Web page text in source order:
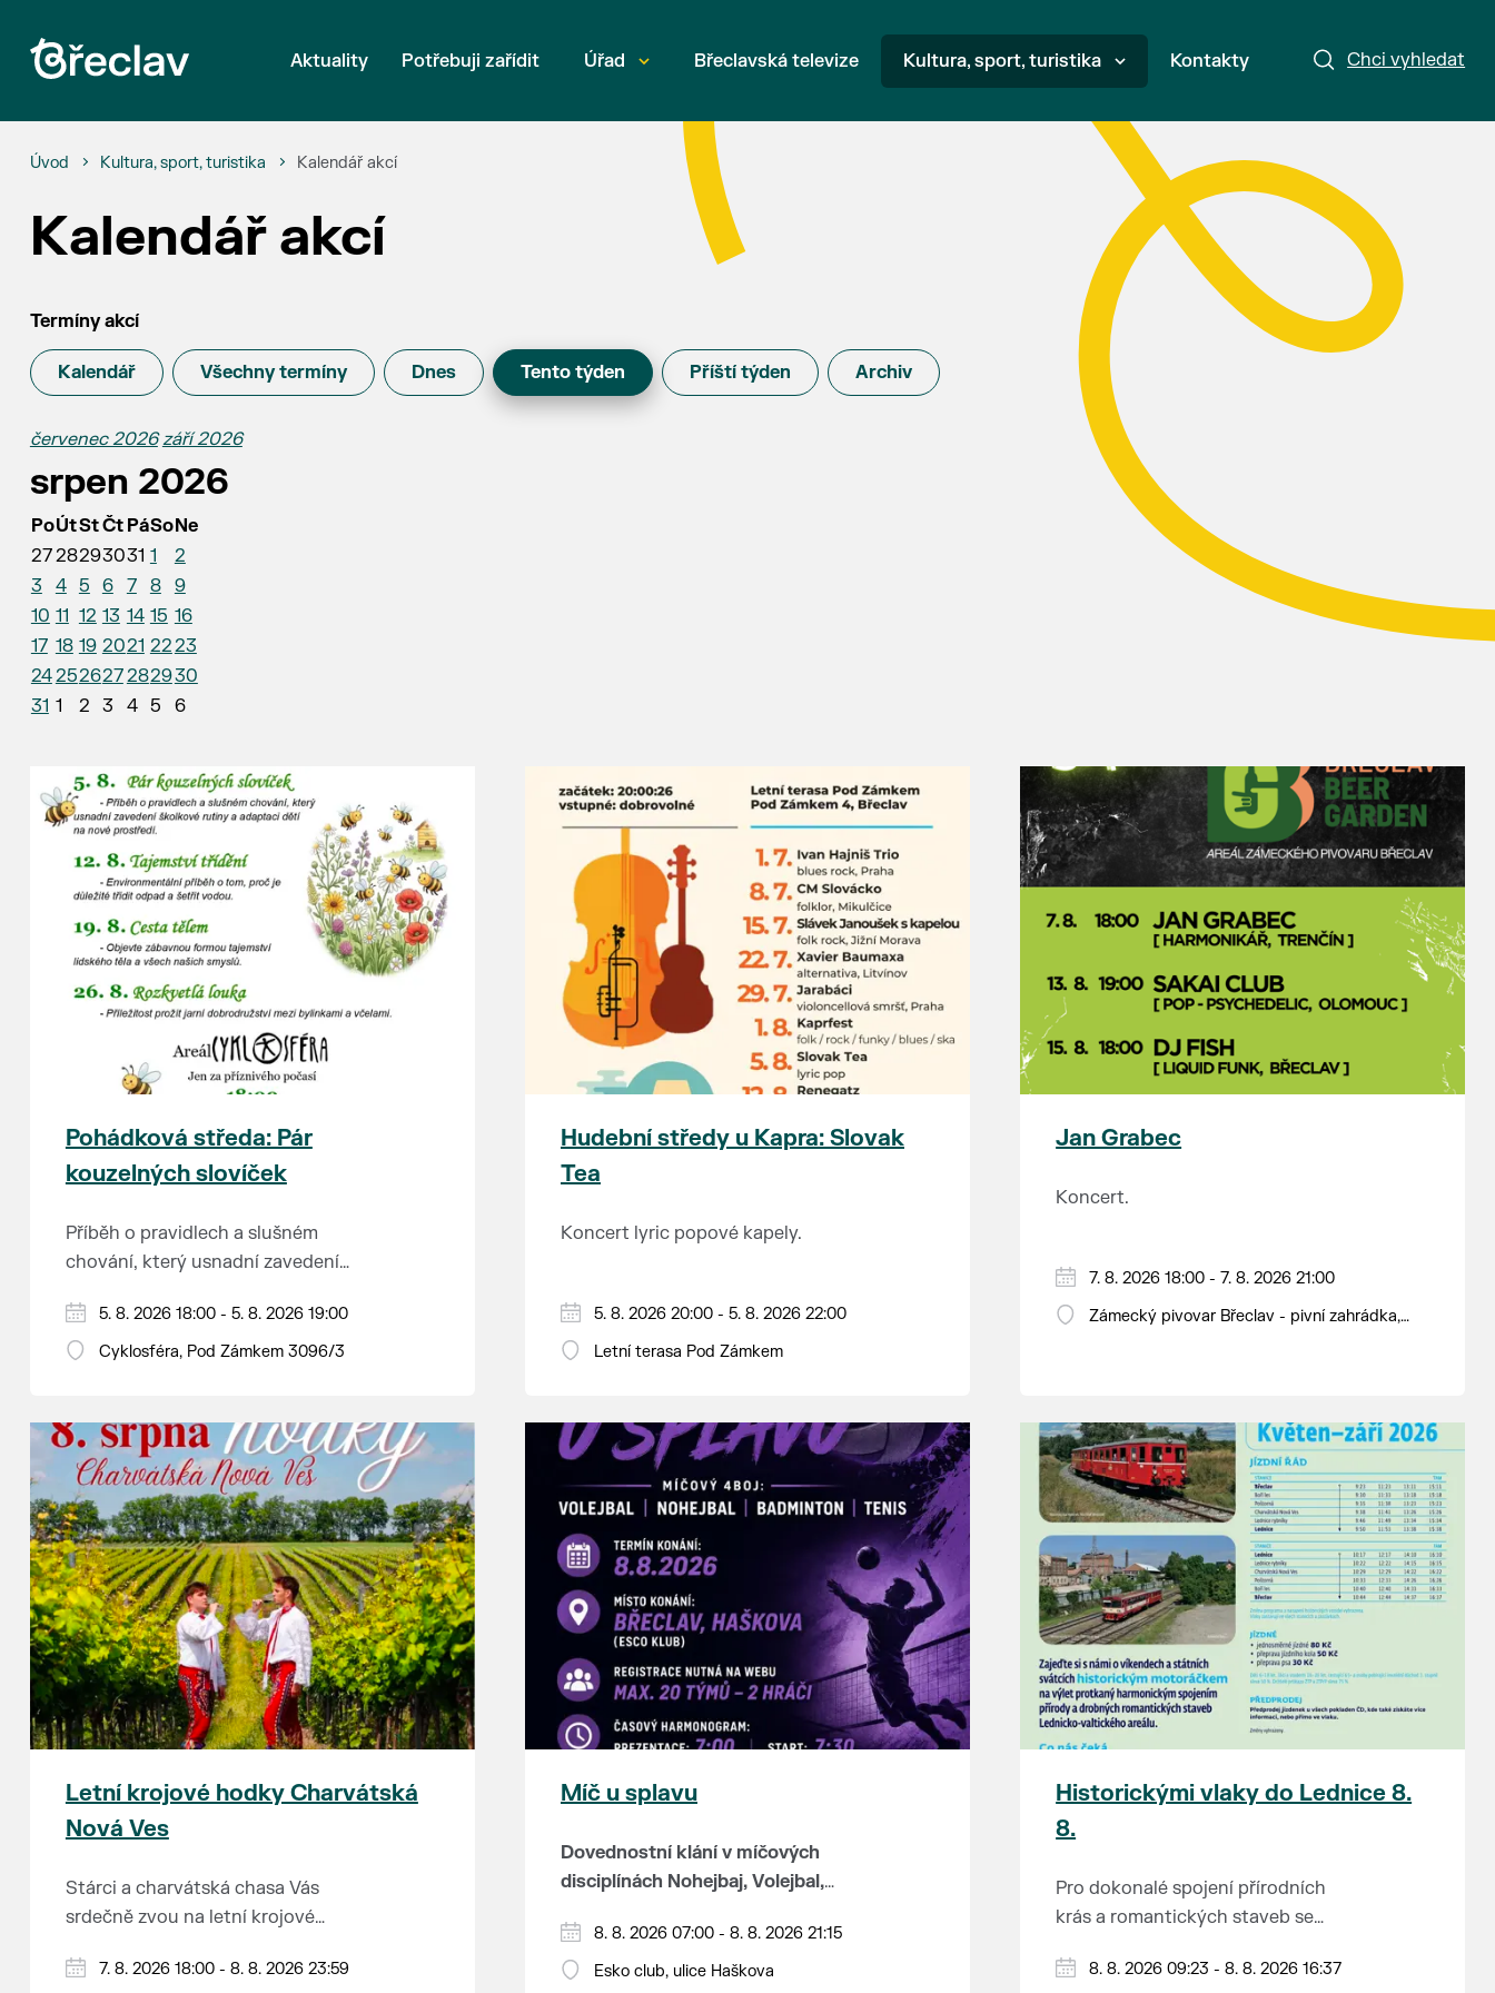
Chci vyhledat
Aktuality Potřebuji zařídit Úřad Břeclavská televize Kultura, sport, turistika Kontakty
Úvod Kultura, sport, turistika Kalendář akcí
Kalendář akcí
Termíny akcí
Kalendář Všechny termíny Dnes Tento týden Příští týden Archiv
červenec 2026 září 2026
srpen 2026
PoÚtStČt PáSoNe
2728293031 1
2
3
4 5 6 7 8
9
10 11 12 13 14 15 16
17 18 19 2021 2223
24252627282930
31 1 2 3 4 5 6
Pohádková středa: Pár
kouzelných slovíček
Příběh o pravidlech a slušném
chování, který usnadní zavedení
nové prostředí.
Hraje se jen za příznivého počasí.
Vstupné dobrovolné.
5. 8. 2026 18:00 - 5. 8. 2026 19:00
Cyklosféra, Pod Zámkem 3096/3
Hudební středy u Kapra: Slovak
Tea
Koncert lyric popové kapely.
5. 8. 2026 20:00 - 5. 8. 2026 22:00
Letní terasa Pod Zámkem
Jan Grabec
Koncert.
7. 8. 2026 18:00 - 7. 8. 2026 21:00
Zámecký pivovar Břeclav - pivní zahrádka,
Letní krojové hodky Charvátská
Nová Ves
Stárci a charvátská chasa Vás
srdečně zvou na letní krojové
PÁTEK 7. srpna
7. 8. 2026 18:00 - 8. 8. 2026 23:59
Míč u splavu
Dovednostní klání v míčových
disciplínách Nohejbaj, Volejbal,
Zúčastnit se může max. 20
dvojčlenných týmů - každý tým si
8. 8. 2026 07:00 - 8. 8. 2026 21:15
Esko club, ulice Haškova
Historickými vlaky do Lednice 8.
8.
Pro dokonalé spojení přírodních
krás a romantických staveb se
přezdívá Zahrada Evropy. Na výlet
Od 1. května do 28. září vás o
8. 8. 2026 09:23 - 8. 8. 2026 16:37